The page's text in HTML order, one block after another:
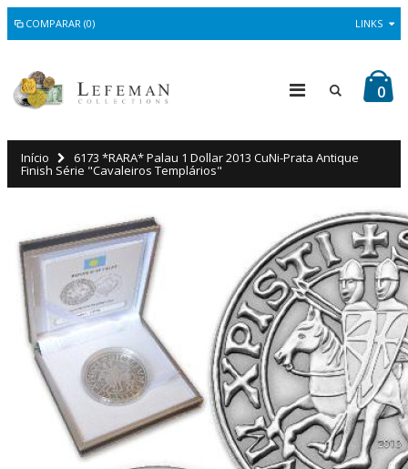
COMPARAR (0) LINKS
0
Início 6173 *RARA* Palau 1 Dollar 2013 CuNi-Prata Antique
Finish Série "Cavaleiros Templários"